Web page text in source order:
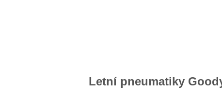
Letní pneumatiky